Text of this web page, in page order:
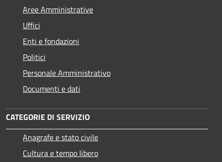
Aree Amministrative
Uffici
Enti e fondazioni
Politici
Personale Amministrativo
Documenti e dati
CATEGORIE DI SERVIZIO
Anagrafe e stato civile
Cultura e tempo libero